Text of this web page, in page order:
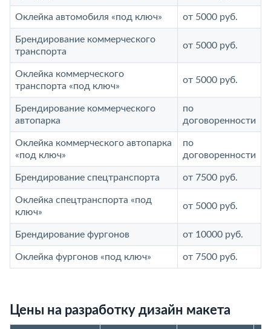
Оклейка автомобиля «под ключ» от 5000 руб.
Брендирование коммерческого
транспорта
от 5000 руб.
Оклейка коммерческого
транспорта «под ключ»
от 5000 руб.
Брендирование коммерческого
автопарка
по
договоренности
Оклейка коммерческого автопарка
«под ключ»
по
договоренности
Брендирование спецтранспорта от 7500 руб.
Оклейка спецтранспорта «под
ключ»
от 5000 руб.
Брендирование фургонов от 10000 руб.
Оклейка фургонов «под ключ» от 7500 руб.
Цены на разработку дизайн макета